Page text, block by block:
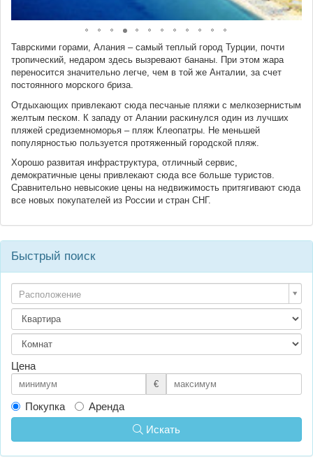
Таврскими горами, Алания – самый теплый город Турции, почти
тропический, недаром здесь вызревают бананы. При этом жара
переносится значительно легче, чем в той же Анталии, за счет
постоянного морского бриза.
Отдыхающих привлекают сюда песчаные пляжи с мелкозернистым
желтым песком. К западу от Алании раскинулся один из лучших
пляжей средиземноморья – пляж Клеопатры. Не меньшей
популярностью пользуется протяженный городской пляж.
Хорошо развитая инфраструктура, отличный сервис,
демократичные цены привлекают сюда все больше туристов.
Сравнительно невысокие цены на недвижимость притягивают сюда
все новых покупателей из России и стран СНГ.
Быстрый поиск
Расположение
Цена
€
Покупка
Аренда
Искать